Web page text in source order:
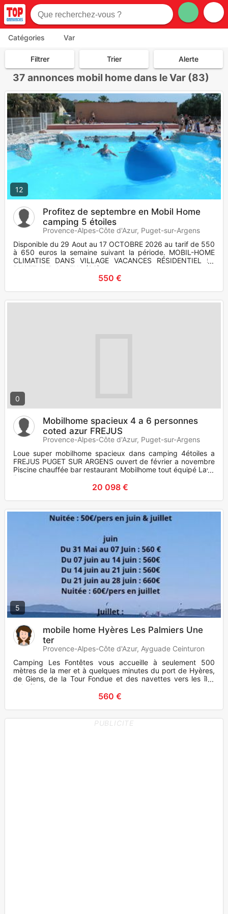
Catégories Var
Filtrer Trier Alerte
37 annonces mobil home dans le Var (83)
12
Profitez de septembre en Mobil Home
camping 5 étoiles
Provence-Alpes-Côte d'Azur, Puget-sur-Argens
Disponible du 29 Aout au 17 OCTOBRE 2026 au tarif de 550
à 650 euros la semaine suivant la période. MOBIL-HOME
CLIMATISE DANS VILLAGE VACANCES RÉSIDENTIEL 5*
PUGET SUR ARGENS (83)
550 €
0
Mobilhome spacieux 4 a 6 personnes
coted azur FREJUS
Provence-Alpes-Côte d'Azur, Puget-sur-Argens
Loue super mobilhome spacieux dans camping 4étoiles a
FREJUS PUGET SUR ARGENS ouvert de février a novembre
Piscine chauffée bar restaurant Mobilhome tout équipé Lave
linge
20 098 €
5
mobile home Hyères Les Palmiers Une
ter
Provence-Alpes-Côte d'Azur, Ayguade Ceinturon
Camping Les Fontêtes vous accueille à seulement 500
mètres de la mer et à quelques minutes du port de Hyères,
de Giens, de la Tour Fondue et des navettes vers les îles
d'Or (Porque
560 €
PUBLICITE